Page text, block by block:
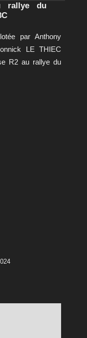
rallye du
par Anthony
LE THIEC
R2 au rallye du